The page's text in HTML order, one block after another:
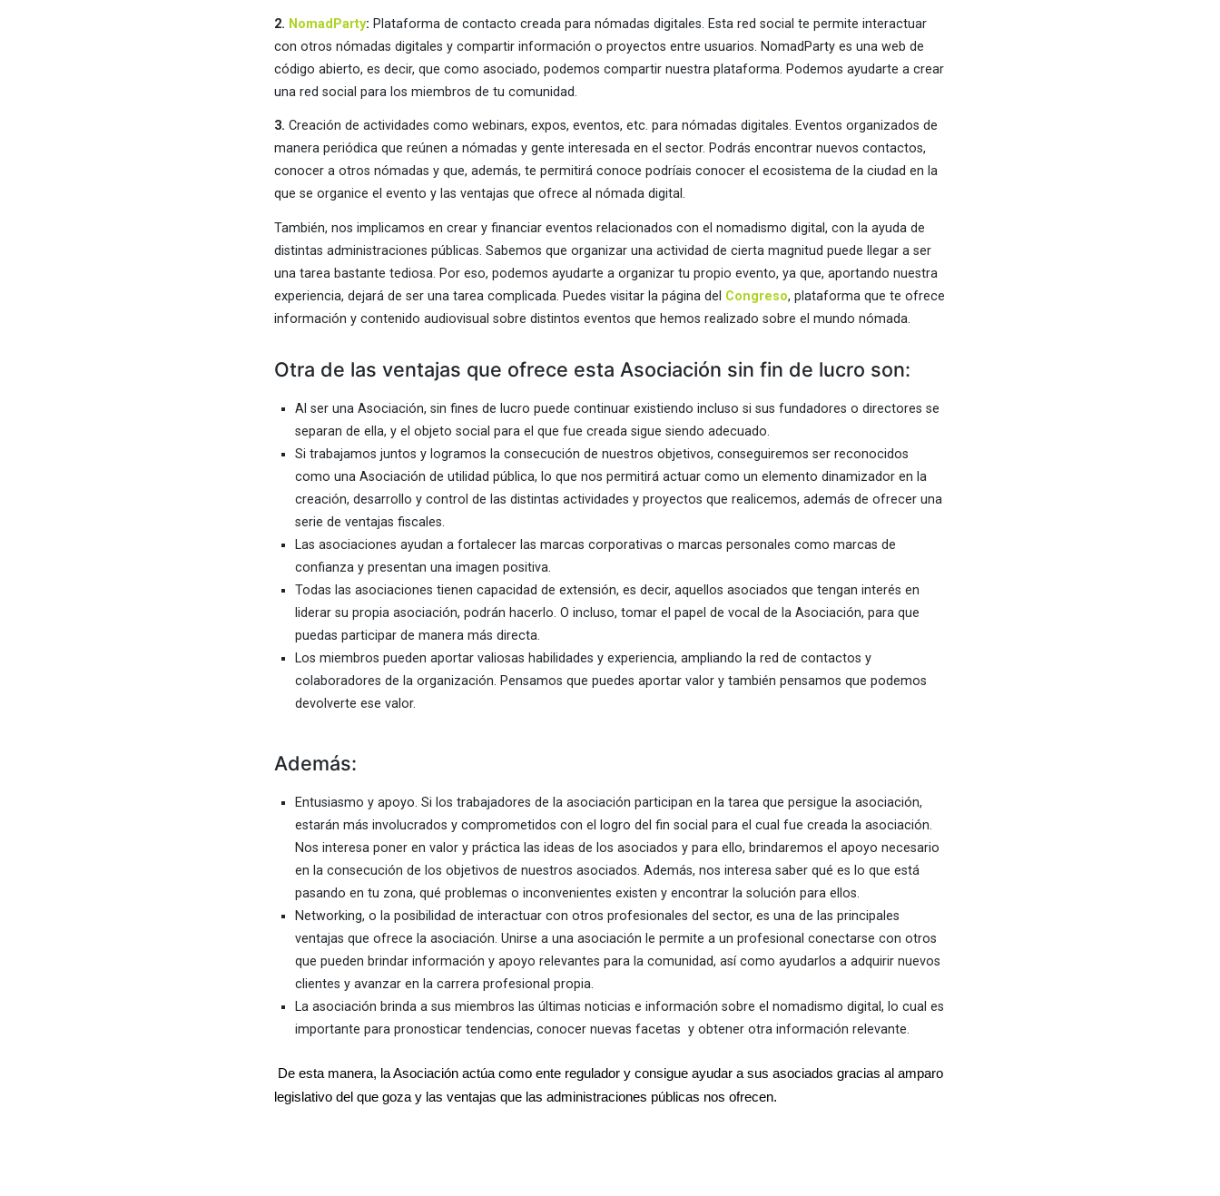
2. NomadParty: Plataforma de contacto creada para nómadas digitales. Esta red social te permite interactuar
con otros nómadas digitales y compartir información o proyectos entre usuarios. NomadParty es una web de
código abierto, es decir, que como asociado, podemos compartir nuestra plataforma. Podemos ayudarte a crear
una red social para los miembros de tu comunidad.
3. Creación de actividades como webinars, expos, eventos, etc. para nómadas digitales. Eventos organizados de
manera periódica que reúnen a nómadas y gente interesada en el sector. Podrás encontrar nuevos contactos,
conocer a otros nómadas y que, además, te permitirá conoce podríais conocer el ecosistema de la ciudad en la
que se organice el evento y las ventajas que ofrece al nómada digital.
También, nos implicamos en crear y financiar eventos relacionados con el nomadismo digital, con la ayuda de
distintas administraciones públicas. Sabemos que organizar una actividad de cierta magnitud puede llegar a ser
una tarea bastante tediosa. Por eso, podemos ayudarte a organizar tu propio evento, ya que, aportando nuestra
experiencia, dejará de ser una tarea complicada. Puedes visitar la página del Congreso, plataforma que te ofrece
información y contenido audiovisual sobre distintos eventos que hemos realizado sobre el mundo nómada.
Otra de las ventajas que ofrece esta Asociación sin fin de lucro son:
Al ser una Asociación, sin fines de lucro puede continuar existiendo incluso si sus fundadores o directores se
separan de ella, y el objeto social para el que fue creada sigue siendo adecuado.
Si trabajamos juntos y logramos la consecución de nuestros objetivos, conseguiremos ser reconocidos
como una Asociación de utilidad pública, lo que nos permitirá actuar como un elemento dinamizador en la
creación, desarrollo y control de las distintas actividades y proyectos que realicemos, además de ofrecer una
serie de ventajas fiscales.
Las asociaciones ayudan a fortalecer las marcas corporativas o marcas personales como marcas de
confianza y presentan una imagen positiva.
Todas las asociaciones tienen capacidad de extensión, es decir, aquellos asociados que tengan interés en
liderar su propia asociación, podrán hacerlo. O incluso, tomar el papel de vocal de la Asociación, para que
puedas participar de manera más directa.
Los miembros pueden aportar valiosas habilidades y experiencia, ampliando la red de contactos y
colaboradores de la organización. Pensamos que puedes aportar valor y también pensamos que podemos
devolverte ese valor.
Además:
Entusiasmo y apoyo. Si los trabajadores de la asociación participan en la tarea que persigue la asociación,
estarán más involucrados y comprometidos con el logro del fin social para el cual fue creada la asociación.
Nos interesa poner en valor y práctica las ideas de los asociados y para ello, brindaremos el apoyo necesario
en la consecución de los objetivos de nuestros asociados. Además, nos interesa saber qué es lo que está
pasando en tu zona, qué problemas o inconvenientes existen y encontrar la solución para ellos.
Networking, o la posibilidad de interactuar con otros profesionales del sector, es una de las principales
ventajas que ofrece la asociación. Unirse a unaasociación le permite a un profesional conectarse con otros
que pueden brindar información y apoyo relevantes para la comunidad, así como ayudarlos a adquirir nuevos
clientes y avanzar en la carrera profesional propia.
La asociación brinda a sus miembros las últimas noticias e información sobre el nomadismo digital, lo cual es
importante para pronosticar tendencias, conocer nuevas facetas y obtener otra información relevante.
De esta manera, la Asociación actúa como ente regulador y consigue ayudar a sus asociados gracias al amparo
legislativo del que goza y las ventajas que las administraciones públicas nos ofrecen.